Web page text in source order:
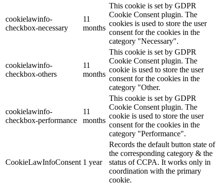
cookielawinfo-
checkbox-necessary
11
months
This cookie is set by GDPR
Cookie Consent plugin. The
cookies is used to store the user
consent for the cookies in the
category "Necessary".
cookielawinfo-
checkbox-others
11
months
This cookie is set by GDPR
Cookie Consent plugin. The
cookie is used to store the user
consent for the cookies in the
category "Other.
cookielawinfo-
checkbox-performance
11
months
This cookie is set by GDPR
Cookie Consent plugin. The
cookie is used to store the user
consent for the cookies in the
category "Performance".
CookieLawInfoConsent 1 year
Records the default button state of
the corresponding category & the
status of CCPA. It works only in
coordination with the primary
cookie.